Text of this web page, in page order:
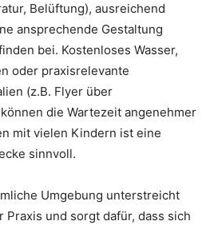
Belüftung), ausreichend
ansprechende Gestaltung
bei. Kostenloses Wasser,
oder praxisrelevante
(z.B. Flyer über
die Wartezeit angenehmer
mit vielen Kindern ist eine
sinnvoll.
Umgebung unterstreicht
und sorgt dafür, dass sich